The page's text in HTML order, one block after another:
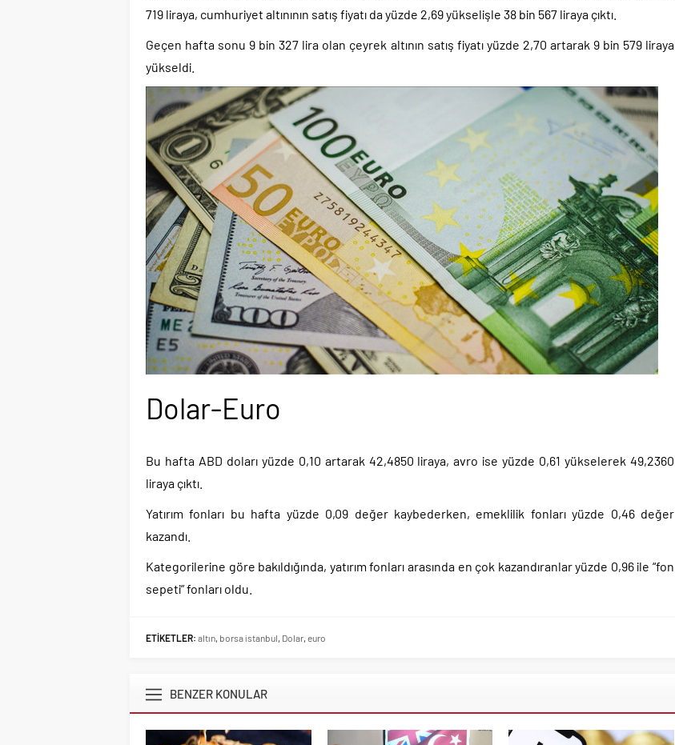
719 liraya, cumhuriyet altınının satış fiyatı da yüzde 2,69 yükselişle 38 bin 567 liraya çıktı.
Geçen hafta sonu 9 bin 327 lira olan çeyrek altının satış fiyatı yüzde 2,70 artarak 9 bin 579 liraya
yükseldi.
Dolar-Euro
Bu hafta ABD doları yüzde 0,10 artarak 42,4850 liraya, avro ise yüzde 0,61 yükselerek 49,2360
liraya çıktı.
Yatırım fonları bu hafta yüzde 0,09 değer kaybederken, emeklilik fonları yüzde 0,46 değer
kazandı.
Kategorilerine göre bakıldığında, yatırım fonları arasında en çok kazandıranlar yüzde 0,96 ile “fon
sepeti” fonları oldu.
ETİKETLER: altın borsa istanbul Dolar euro
BENZER KONULAR